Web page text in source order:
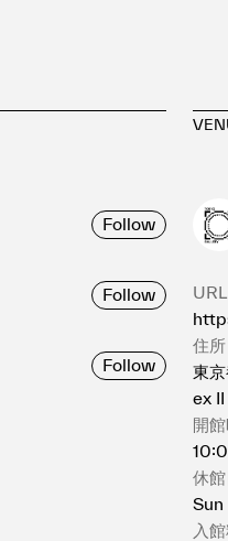
Follow
Follow
Follow
URL
住所
東
ex
開
休館
入